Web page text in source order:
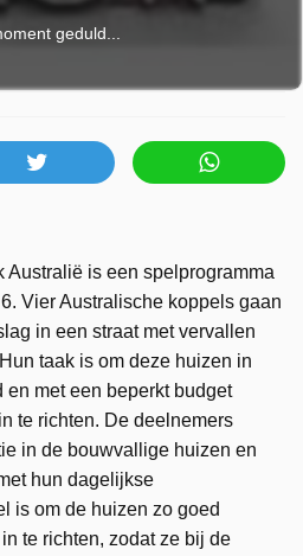
geduld...
Australië is een spelprogramma
Vier Australische koppels gaan
in een straat met vervallen
taak is om deze huizen in
en met een beperkt budget
te richten. De deelnemers
in de bouwvallige huizen en
hun dagelijkse
is om de huizen zo goed
te richten, zodat ze bij de